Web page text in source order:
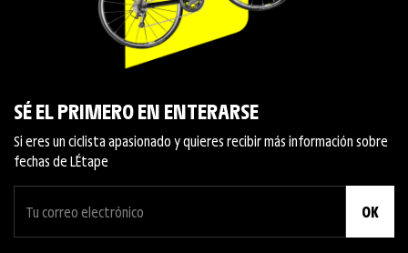
SÉ EL PRIMERO EN ENTERARSE
Si eres un ciclista apasionado y quieres recibir más información sobre
fechas de L´Étape
OK